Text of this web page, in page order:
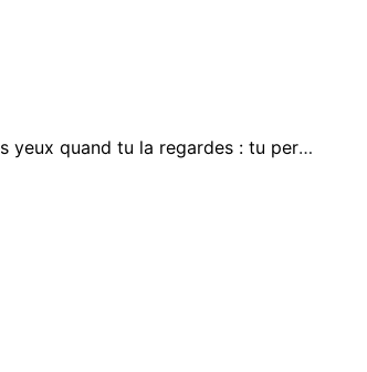
Ne cligne pas des yeux quand tu la regardes : tu perdrais 150 millisecondes de spectacle.